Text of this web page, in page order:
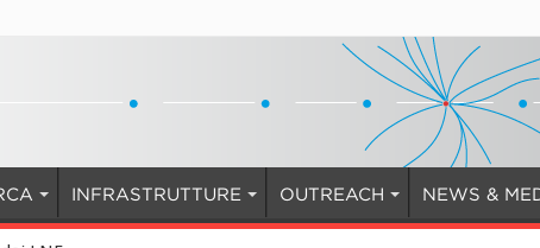
INFRASTRUTTURE OUTREACH NEWS &